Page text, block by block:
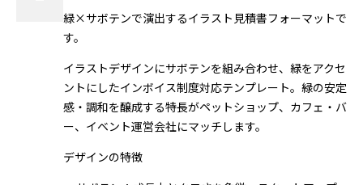
緑×サボテンで演出するイラスト見積書フォーマットで
す。
イラストデザインにサボテンを組み合わせ、緑をアクセ
ントにしたインボイス制度対応テンプレート。緑の安定
感・調和を醸成する特長がペットショップ、カフェ・バ
ー、イベント運営会社にマッチします。
デザインの特徴